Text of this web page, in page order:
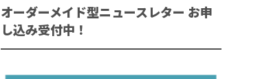
オーダーメイド型ニュースレター お申
し込み受付中！